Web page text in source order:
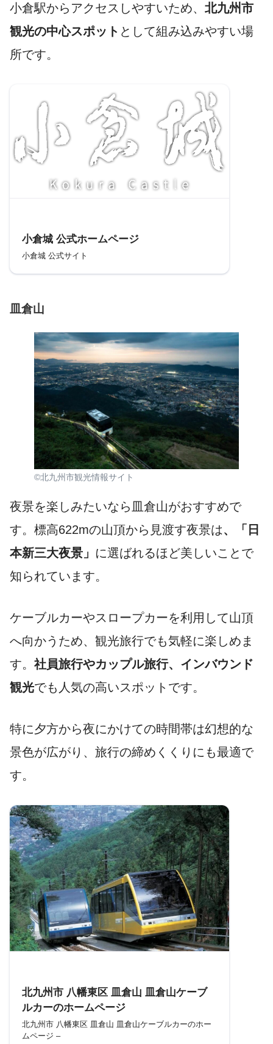
小倉駅からアクセスしやすいため、 北九州市
観光の中心スポット として組み込みやすい場
所です。
小倉城 公式ホームページ
小倉城 公式サイト
皿倉山
©北九州市観光情報サイト
夜景を楽しみたいなら皿倉山がおすすめで
す。標高622mの山頂から見渡す夜景は、「日
本新三大夜景」 に選ばれるほど美しいことで
知られています。
ケーブルカーやスロープカーを利用して山頂
へ向かうため、観光旅行でも気軽に楽しめま
す。 社員旅行やカップル旅行、インバウンド
観光でも人気の高いスポットです。
特に夕方から夜にかけての時間帯は幻想的な
景色が広がり、旅行の締めくくりにも最適で
す。
北九州市 八幡東区 皿倉山 皿倉山ケーブ
ルカーのホームページ
北九州市 八幡東区 皿倉山 皿倉山ケーブルカーのホー
ムページ –